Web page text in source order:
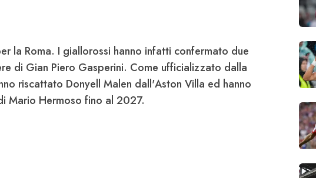
la Roma. I giallorossi hanno infatti confermato due
di Gian Piero Gasperini. Come ufficializzato dalla
riscattato Donyell Malen dall'Aston Villa ed hanno
Mario Hermoso fino al 2027.